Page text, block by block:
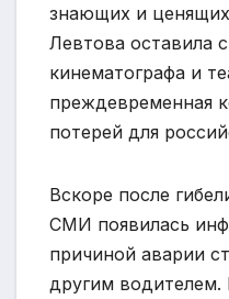
знающих и
Левтова оставила
кинематографа и
преждевременная
потерей для
Вскоре после
СМИ появилась
причиной аварии
другим водителем.